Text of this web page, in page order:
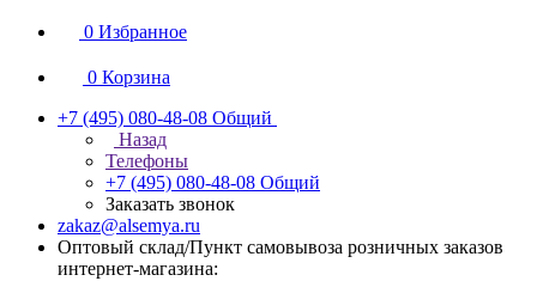
0 Избранное
0 Корзина
+7 (495) 080-48-08 Общий
Назад
Телефоны
+7 (495) 080-48-08 Общий
Заказать звонок
zakaz@alsemya.ru
Оптовый склад/Пункт самовывоза розничных заказов
интернет-магазина: